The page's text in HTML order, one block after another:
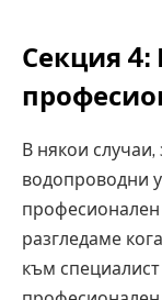
Секция 4:
В някои
водопроводни
разгледаме
към